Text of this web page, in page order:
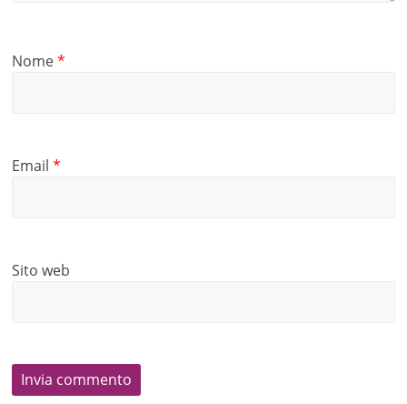
Nome*
Email*
Sito web